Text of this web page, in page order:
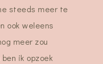
steeds meer te
ook weleens
meer zou
ik opzoek